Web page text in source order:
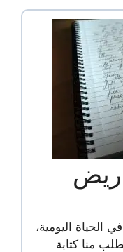
الحياة اليومية،
منا كتابة